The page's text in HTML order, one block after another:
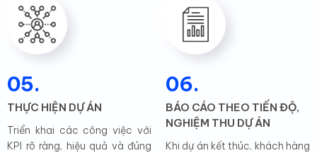
05.
THỰC HIỆN DỰ ÁN
Triển khai các công việc với
KPI rõ ràng, hiệu quả và đúng
06.
BÁO CÁO THEO TIẾN ĐỘ,
NGHIỆM THU DỰ ÁN
Khi dự án kết thúc, khách hàng